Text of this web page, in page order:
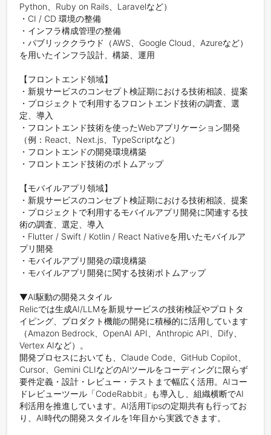
Python、Ruby on Rails、Laravelなど）
・CI / CD 環境の整備
・インフラ構成管理の整備
・パブリッククラウド（AWS、Google Cloud、Azureなど）
を用いたインフラ設計、構築、運用
【フロントエンド領域】
・新規サービスのコンセプト検証期における技術相談、提案
・プロジェクトで利用するフロントエンド技術の調査、選
定、導入
・フロントエンド技術を使ったWebアプリケーション開発
（例：React、Next.js、TypeScriptなど）
・フロントエンドの開発環境構築
・フロントエンド技術のボトムアップ
【モバイルアプリ領域】
・新規サービスのコンセプト検証期における技術相談、提案
・プロジェクトで利用するモバイルアプリ開発に関連する技
術の調査、選定、導入
・Flutter / Swift / Kotlin / React Nativeを用いたモバイルア
プリ開発
・モバイルアプリ開発の環境構築
・モバイルアプリ開発に関する技術ボトムアップ
▼AI駆動の開発スタイル
Relicでは生成AI/LLMを新規サービスの技術検証やプロトタ
イピング、プロダクト機能の開発に積極的に活用しています
（Amazon Bedrock、OpenAI API、Anthropic API、Dify、
Vertex AIなど）。
開発プロセスにおいても、Claude Code、GitHub Copilot、
Cursor、Gemini CLIなどのAIツールをコーディングに限らず
要件定義・設計・レビュー・テストまで幅広く活用。AIコー
ドレビューツール「CodeRabbit」も導入し、組織横断でAI
利活用を推進しています。AI活用Tipsの定期共有も行ってお
り、AI時代の開発スタイルを1年目から実践できます。